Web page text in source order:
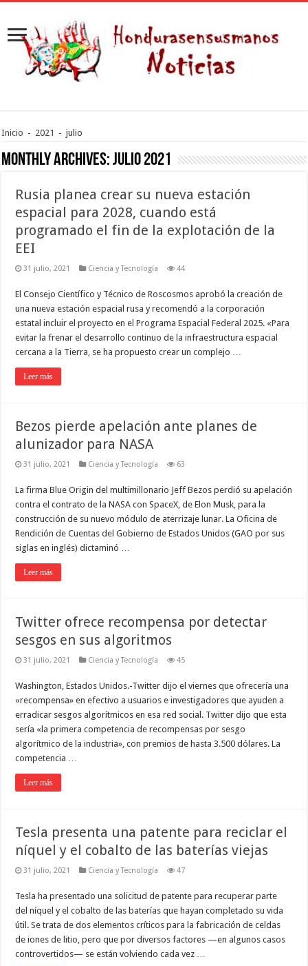
Inicio - 2021 - julio
Monthly Archives:julio 2021
Rusia planea crear su nueva estación
espacial para 2028, cuando está
programado el fin de la explotación de la
EEI
31 julio, 2021 Ciencia y Tecnología 44
El Consejo Científico y Técnico de Roscosmos aprobó la creación de
una nueva estación espacial rusa y recomendó a la corporación
estatal incluir el proyecto en el Programa Espacial Federal 2025. «Para
evitar la frenar el desarrollo continuo de la infraestructura espacial
cercana a la Tierra, se ha propuesto crear un complejo …
Leer más
Bezos pierde apelación ante planes de
alunizador para NASA
31 julio, 2021 Ciencia y Tecnología 63
La firma Blue Origin del multimillonario Jeff Bezos perdió su apelación
contra el contrato de la NASA con SpaceX, de Elon Musk, para la
construcción de su nuevo módulo de aterrizaje lunar. La Oficina de
Rendición de Cuentas del Gobierno de Estados Unidos (GAO por sus
siglas en inglés) dictaminó …
Leer más
Twitter ofrece recompensa por detectar
sesgos en sus algoritmos
31 julio, 2021 Ciencia y Tecnología 45
Washington, Estados Unidos.-Twitter dijo el viernes que ofrecería una
«recompensa» en efectivo a usuarios e investigadores que ayuden a
erradicar sesgos algorítmicos en esa red social. Twitter dijo que esta
sería «la primera competencia de recompensas por sesgo
algorítmico de la industria», con premios de hasta 3.500 dólares. La
competencia …
Leer más
Tesla presenta una patente para reciclar el
níquel y el cobalto de las baterías viejas
31 julio, 2021 Ciencia y Tecnología 47
Tesla ha presentado una solicitud de patente para recuperar parte
del níquel y el cobalto de las baterías que hayan completado su vida
útil. Se trata de dos elementos críticos para la fabricación de celdas
de iones de litio, pero que por diversos factores —en algunos casos
controvertidos— se están volviendo cada vez …